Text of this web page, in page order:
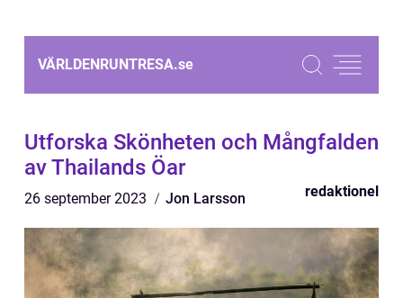
VÄRLDENRUNTRESA.se
Utforska Skönheten och Mångfalden
av Thailands Öar
26 september 2023 Jon Larsson redaktionel